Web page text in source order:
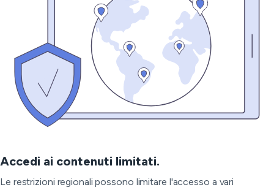
Accedi ai contenuti limitati.
Le restrizioni regionali possono limitare l'accesso a vari